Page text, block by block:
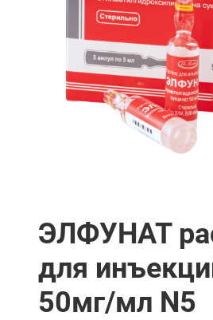
ЭЛФУНАТ
для
50мг/мл N5